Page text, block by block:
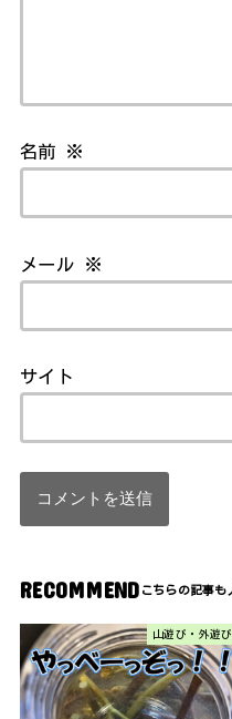
名前 ※
メール ※
サイト
RECOMMEND
山遊び・外遊び